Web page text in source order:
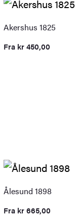
Akershus 1825
Fra kr450,00
Ålesund 1898
Fra kr665,00